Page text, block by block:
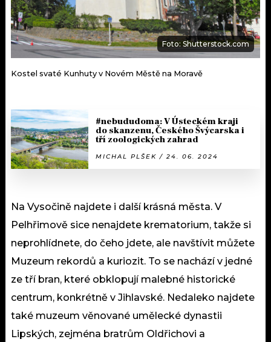
Foto: Shutterstock.com
Kostel svaté Kunhuty v Novém Městě na Moravě
#nebududoma: V Ústeckém kraji
do skanzenu, Českého Švýcarska i
tří zoologických zahrad
MICHAL PLŠEK / 24. 06. 2024
Na Vysočině najdete i další krásná města. V
Pelhřimově sice nenajdete krematorium, takže si
neprohlídnete, do čeho jdete, ale navštívit můžete
Muzeum rekordů a kuriozit. To se nachází v jedné
ze tří bran, které obklopují malebné historické
centrum, konkrétně v Jihlavské. Nedaleko najdete
také muzeum věnované umělecké dynastii
Lipských, zejména bratrům Oldřichovi a